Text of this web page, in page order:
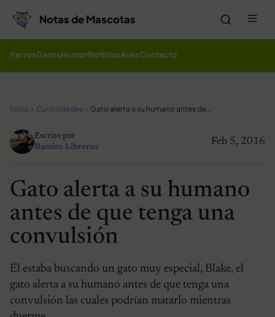
Notas de Mascotas
PerrosGatosHumorNoticiasAvesContacto
Inicio Curiosidades Gato alerta a su humano antes de que tenga una convulsión
Feb 5, 2016
Escrito por
Ramiro Libreros
Gato alerta a su humano
antes de que tenga una
convulsión
Él estaba buscando un gato muy especial, Blake, el
gato alerta a su humano antes de que tenga una
convulsión las cuales podrían matarlo mientras